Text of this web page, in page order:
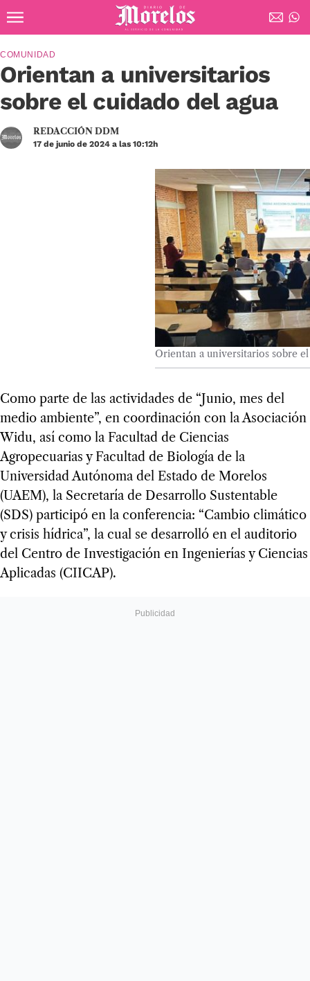
Diario de Morelos
Orientan a universitarios
sobre el cuidado del agua
COMUNIDAD
REDACCIÓN DDM
17 de junio de 2024 a las 10:12h
Orientan a universitarios sobre
Como parte de las actividades de “Junio, mes del
medio ambiente”, en coordinación con la Asociación
Widu, así como la Facultad de Ciencias
Agropecuarias y Facultad de Biología de la
Universidad Autónoma del Estado de Morelos
(UAEM), la Secretaría de Desarrollo Sustentable
(SDS) participó en la conferencia: “Cambio climático
y crisis hídrica”, la cual se desarrolló en el auditorio
del Centro de Investigación en Ingenierías y Ciencias
Aplicadas (CIICAP).